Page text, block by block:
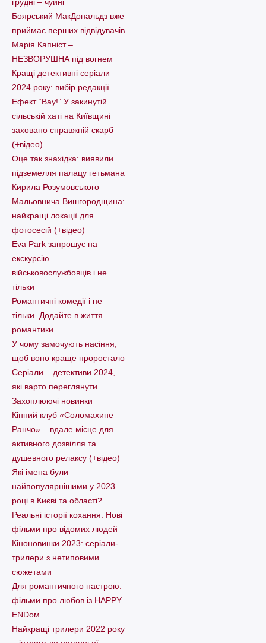
Боярський МакДональдз вже
приймає перших відвідувачів
Марія Капніст –
НЕЗВОРУШНА під вогнем
Кращі детективні серіали
2024 року: вибір редакції
Ефект “Вау!” У закинутій
сільській хаті на Київщині
заховано справжній скарб
(+відео)
Оце так знахідка: виявили
підземелля палацу гетьмана
Кирила Розумовського
Мальовнича Вишгородщина:
найкращі локації для
фотосесій (+відео)
Eva Park запрошує на
екскурсію
військовослужбовців і не
тільки
Романтичні комедії і не
тільки. Додайте в життя
романтики
У чому замочують насіння,
щоб воно краще проростало
Серіали – детективи 2024,
які варто пеpеглянути.
Захоплюючі новинки
Кінний клуб «Соломахине
Ранчо» – вдале місце для
активного дозвілля та
душевного релаксу (+відео)
Які імена були
найпопулярнішими у 2023
році в Києві та області?
Реальні історії кохання. Нові
фільми про відомих людей
Кіноновинки 2023: серіали-
трилери з нетиповими
сюжетами
Для романтичного настрою:
фільми про любов із HAPPY
ENDом
Найкращі трилери 2022 року